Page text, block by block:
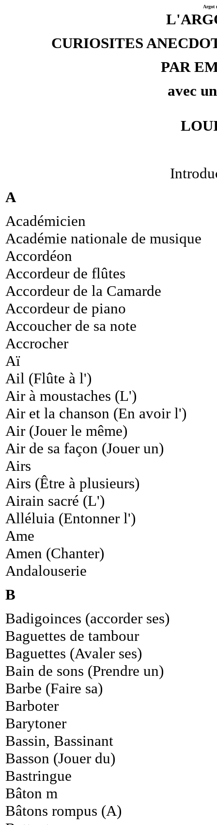
Argot
CURIOSITES
PAR
avec
A
Académicien
Académie nationale de musique
Accordéon
Accordeur de flûtes
Accordeur de la Camarde
Accordeur de piano
Accoucher de sa note
Accrocher
Aï
Ail (Flûte à l')
Air à moustaches (L')
Air et la chanson (En avoir l')
Air (Jouer le même)
Air de sa façon (Jouer un)
Airs
Airs (Être à plusieurs)
Airain sacré (L')
Alléluia (Entonner l')
Ame
Amen (Chanter)
Andalouserie
B
Badigoinces (accorder ses)
Baguettes de tambour
Baguettes (Avaler ses)
Bain de sons (Prendre un)
Barbe (Faire sa)
Barboter
Barytoner
Bassin, Bassinant
Basson (Jouer du)
Bastringue
Bâton m
Bâtons rompus (A)